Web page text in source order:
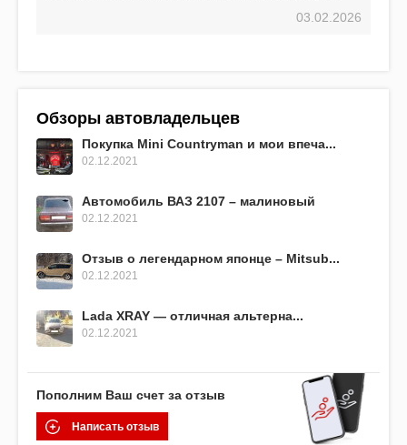
03.02.2026
Обзоры автовладельцев
Покупка Mini Countryman и мои впеча...
02.12.2021
Автомобиль ВАЗ 2107 – малиновый
02.12.2021
Отзыв о легендарном японце – Mitsub...
02.12.2021
Lada XRAY — отличная альтерна...
02.12.2021
Пополним Ваш счет за отзыв
Написать отзыв